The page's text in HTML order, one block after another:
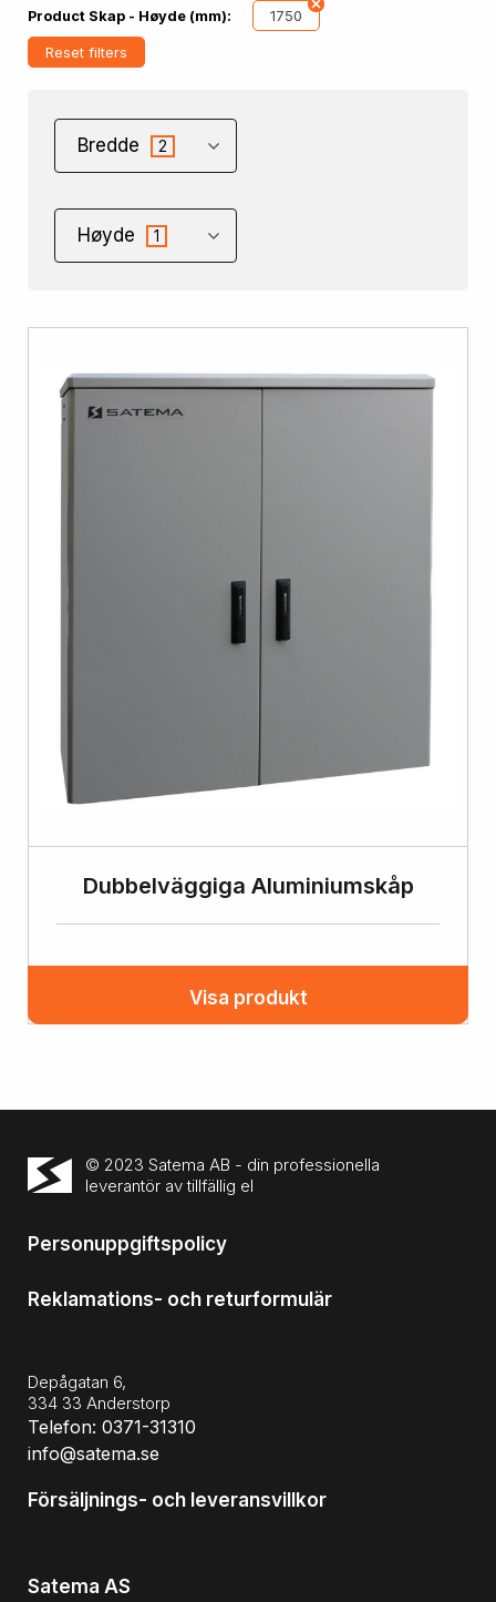
Product Skap - Høyde (mm): 1750
Reset filters
Bredde 2
Høyde 1
Dubbelväggiga Aluminiumskåp
Visa produkt
© 2023 Satema AB - din professionella
leverantör av tillfällig el
Personuppgiftspolicy
Reklamations- och returformulär
Depågatan 6,
334 33 Anderstorp
Telefon: 0371-31310
info@satema.se
Försäljnings- och leveransvillkor
Satema AS